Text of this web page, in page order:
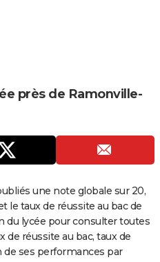
près de Ramonville-
une note globale sur 20,
le taux de réussite au bac de
du lycée pour consulter toutes
de réussite au bac, taux de
ses performances par